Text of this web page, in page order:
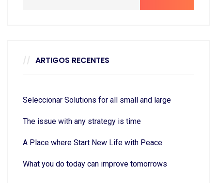
ARTIGOS RECENTES
Seleccionar Solutions for all small and large
The issue with any strategy is time
A Place where Start New Life with Peace
What you do today can improve tomorrows